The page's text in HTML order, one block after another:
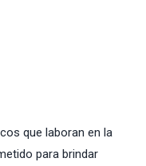
que laboran en la
para brindar